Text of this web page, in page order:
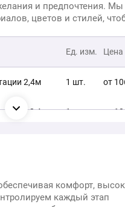
и предпочтения. Мы
цветов и стилей,
дизайна до установки
Ед. изм. Цена
2,4м 1 шт. от
2,4м 1 шт. от
2,4м 1 шт. от
комфорт,
каждый этап